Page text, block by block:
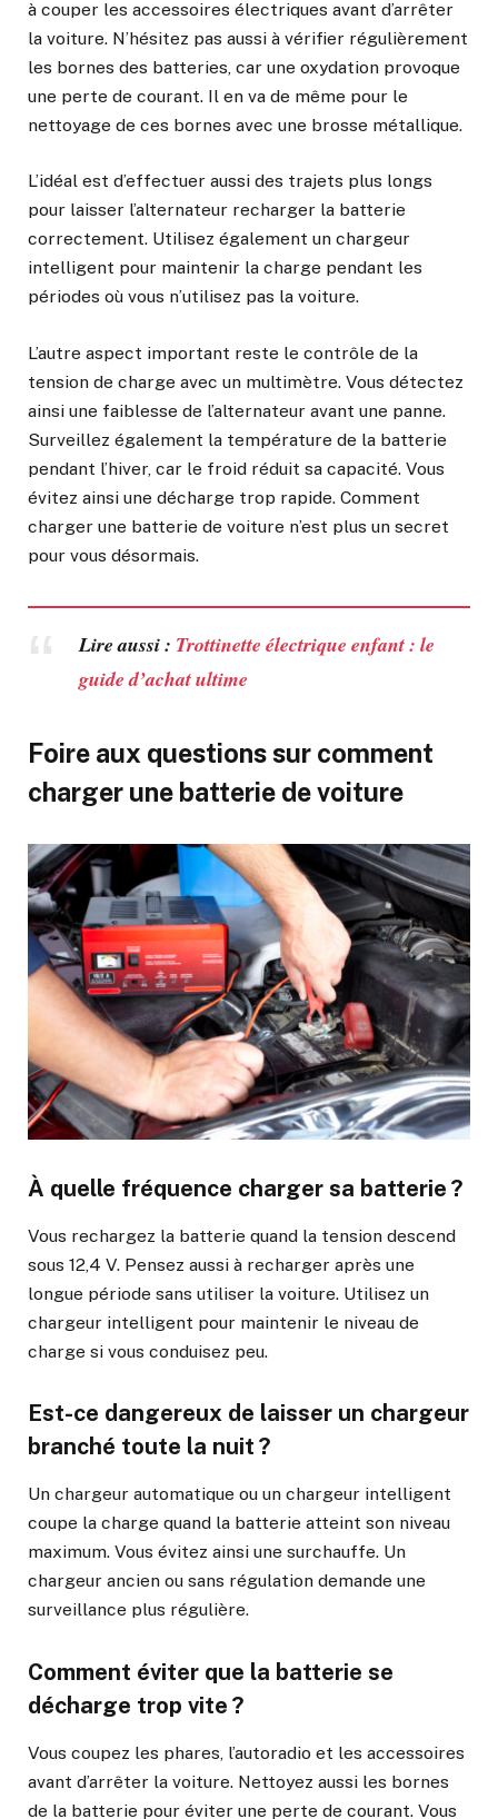
à couper les accessoires électriques avant d’arrêter
la voiture. N’hésitez pas aussi à vérifier régulièrement
les bornes des batteries, car une oxydation provoque
une perte de courant. Il en va de même pour le
nettoyage de ces bornes avec une brosse métallique.
L’idéal est d’effectuer aussi des trajets plus longs
pour laisser l’alternateur recharger la batterie
correctement. Utilisez également un chargeur
intelligent pour maintenir la charge pendant les
périodes où vous n’utilisez pas la voiture.
L’autre aspect important reste le contrôle de la
tension de charge avec un multimètre. Vous détectez
ainsi une faiblesse de l’alternateur avant une panne.
Surveillez également la température de la batterie
pendant l’hiver, car le froid réduit sa capacité. Vous
évitez ainsi une décharge trop rapide. Comment
charger une batterie de voiture n’est plus un secret
pour vous désormais.
Lire aussi : Trottinette électrique enfant : le
guide d’achat ultime
Foire aux questions sur comment
charger une batterie de voiture
À quelle fréquence charger sa batterie ?
Vous rechargez la batterie quand la tension descend
sous 12,4 V. Pensez aussi à recharger après une
longue période sans utiliser la voiture. Utilisez un
chargeur intelligent pour maintenir le niveau de
charge si vous conduisez peu.
Est-ce dangereux de laisser un chargeur
branché toute la nuit ?
Un chargeur automatique ou un chargeur intelligent
coupe la charge quand la batterie atteint son niveau
maximum. Vous évitez ainsi une surchauffe. Un
chargeur ancien ou sans régulation demande une
surveillance plus régulière.
Comment éviter que la batterie se
décharge trop vite ?
Vous coupez les phares, l’autoradio et les accessoires
avant d’arrêter la voiture. Nettoyez aussi les bornes
de la batterie pour éviter une perte de courant. Vous